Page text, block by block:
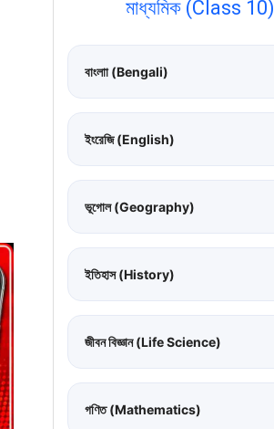
মাধ্যমিক (Class 10)
বাংলাা (Bengali)
ইংরেজি (English)
ভূগোল (Geography)
ইতিহাস (History)
জীবন বিজ্ঞান (Life Science)
গণিত (Mathematics)